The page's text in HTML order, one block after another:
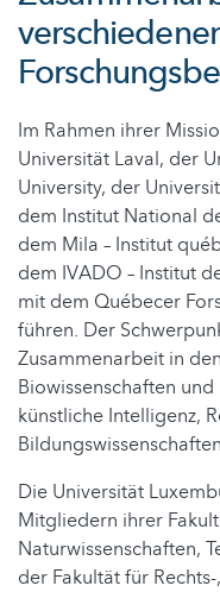
Im Rahmen ihrer
Universität Laval, der
University, der
dem Institut National
dem Mila – Institut
dem IVADO – Institut
mit dem Québecer
führen. Der
Zusammenarbeit in
Biowissenschaften
künstliche Intelligenz,
Die Universität
Mitgliedern ihrer
Naturwissenschaften,
der Fakultät für